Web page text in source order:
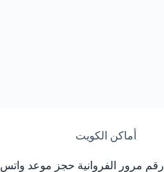
أماكن الكويت
رقم مرور الفروانية حجز موعد